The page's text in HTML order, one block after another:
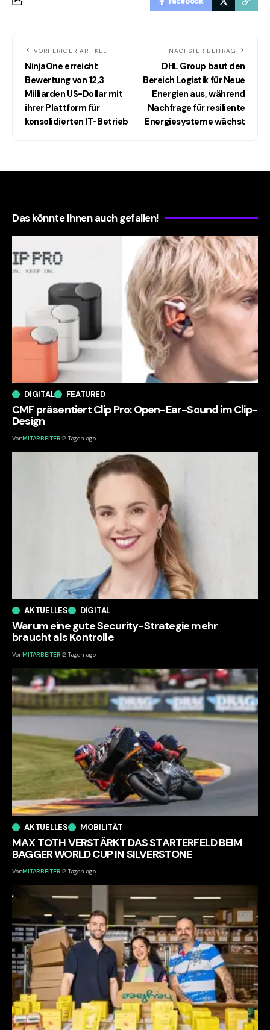
VORHERIGER ARTIKEL
NinjaOne erreicht
Bewertung von 12,3
Milliarden US-Dollar mit
ihrer Plattform für
konsolidierten IT-Betrieb
NÄCHSTER BEITRAG
DHL Group baut den
Bereich Logistik für Neue
Energien aus, während
Nachfrage für resiliente
Energiesysteme wächst
Das könnte Ihnen auch gefallen!
DIGITAL FEATURED
CMF präsentiert Clip Pro: Open-Ear-Sound im Clip-
Design
VonMITARBEITER 2 Tagen ago
AKTUELLES DIGITAL
Warum eine gute Security-Strategie mehr
braucht als Kontrolle
VonMITARBEITER 2 Tagen ago
AKTUELLES MOBILITÄT
MAX TOTH VERSTÄRKT DAS STARTERFELD BEIM
BAGGER WORLD CUP IN SILVERSTONE
VonMITARBEITER 2 Tagen ago